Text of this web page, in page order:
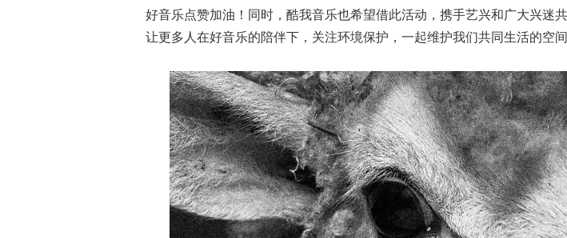
好音乐点赞加油！同时，酷我音乐也希望借此活动，携手艺兴和广大兴迷
让更多人在好音乐的陪伴下，关注环境保护，一起维护我们共同生活的空间